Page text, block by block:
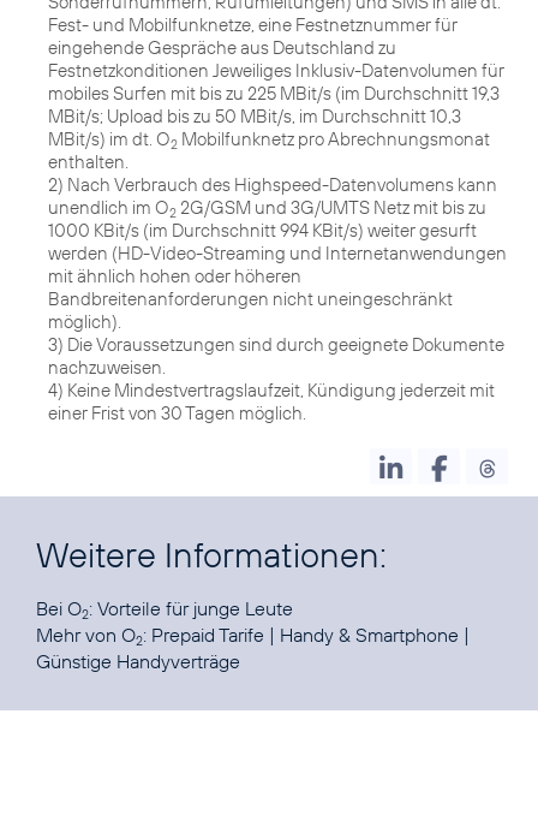
Fest- und Mobilfunknetze, eine Festnetznummer für
eingehende Gespräche aus Deutschland zu
Festnetzkonditionen Jeweiliges Inklusiv-Datenvolumen für
mobiles Surfen mit bis zu 225 MBit/s (im Durchschnitt 19,3
MBit/s; Upload bis zu 50 MBit/s, im Durchschnitt 10,3
MBit/s) im dt. O2 Mobilfunknetz pro Abrechnungsmonat
enthalten.
2) Nach Verbrauch des Highspeed-Datenvolumens kann
unendlich im O2 2G/GSM und 3G/UMTS Netz mit bis zu
1000 KBit/s (im Durchschnitt 994 KBit/s) weiter gesurft
werden (HD-Video-Streaming und Internetanwendungen
mit ähnlich hohen oder höheren
Bandbreitenanforderungen nicht uneingeschränkt
möglich).
3) Die Voraussetzungen sind durch geeignete Dokumente
nachzuweisen.
4) Keine Mindestvertragslaufzeit, Kündigung jederzeit mit
einer Frist von 30 Tagen möglich.
Weitere Informationen:
Bei O2: Vorteile für junge Leute
Mehr von O2: Prepaid Tarife | Handy & Smartphone |
Günstige Handyverträge